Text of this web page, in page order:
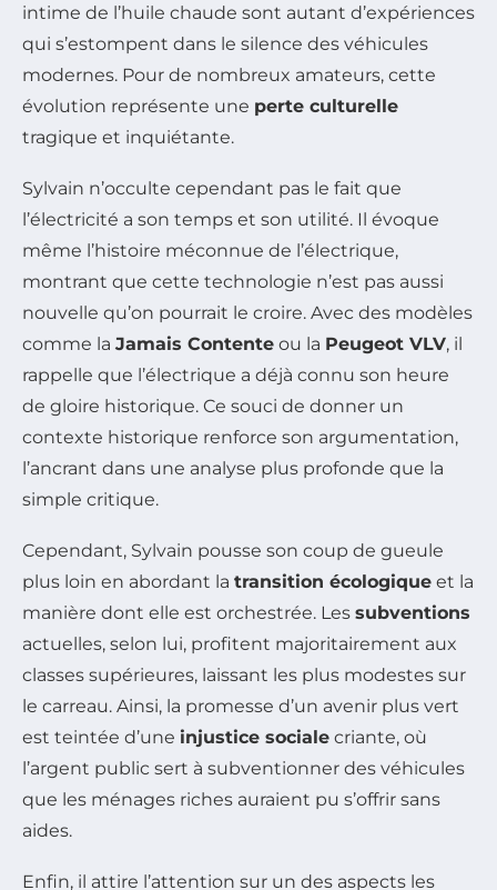
intime de l’huile chaude sont autant d’expériences
qui s’estompent dans le silence des véhicules
modernes. Pour de nombreux amateurs, cette
évolution représente une perte culturelle
tragique et inquiétante.
Sylvain n’occulte cependant pas le fait que
l’électricité a son temps et son utilité. Il évoque
même l’histoire méconnue de l’électrique,
montrant que cette technologie n’est pas aussi
nouvelle qu’on pourrait le croire. Avec des modèles
comme la Jamais Contente ou la Peugeot VLV, il
rappelle que l’électrique a déjà connu son heure
de gloire historique. Ce souci de donner un
contexte historique renforce son argumentation,
l’ancrant dans une analyse plus profonde que la
simple critique.
Cependant, Sylvain pousse son coup de gueule
plus loin en abordant la transition écologique et la
manière dont elle est orchestrée. Les subventions
actuelles, selon lui, profitent majoritairement aux
classes supérieures, laissant les plus modestes sur
le carreau. Ainsi, la promesse d’un avenir plus vert
est teintée d’une injustice sociale criante, où
l’argent public sert à subventionner des véhicules
que les ménages riches auraient pu s’offrir sans
aides.
Enfin, il attire l’attention sur un des aspects les